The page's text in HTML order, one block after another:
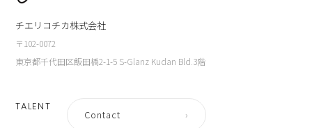
チエリコチカ株式会社
〒102-0072
東京都千代田区飯田橋2-1-5 S-Glanz Kudan Bld.3階
TALENT
Contact ›